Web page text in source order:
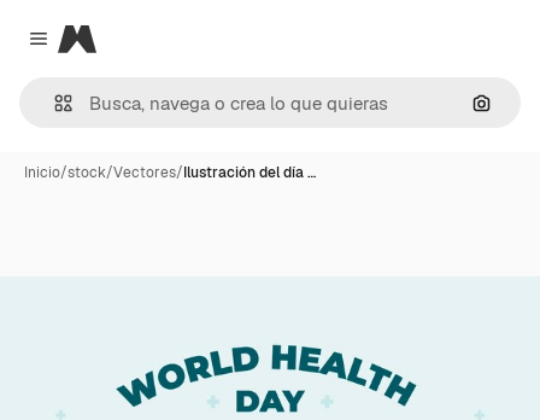
Close menu
Magnific
Inicio/stock/Vectores/Ilustración del día …